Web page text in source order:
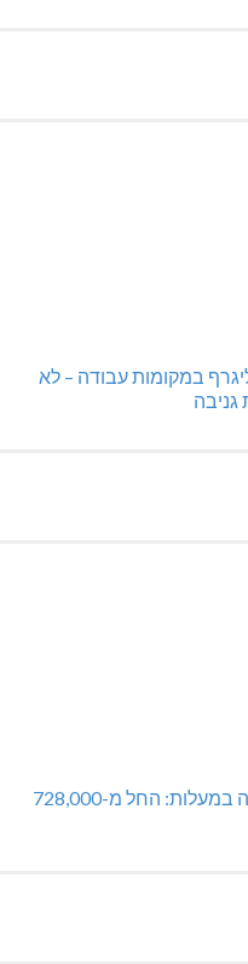
במקומות עבודה – לא
גניבה
מחיר מטרה במעלות: החל מ-728,000